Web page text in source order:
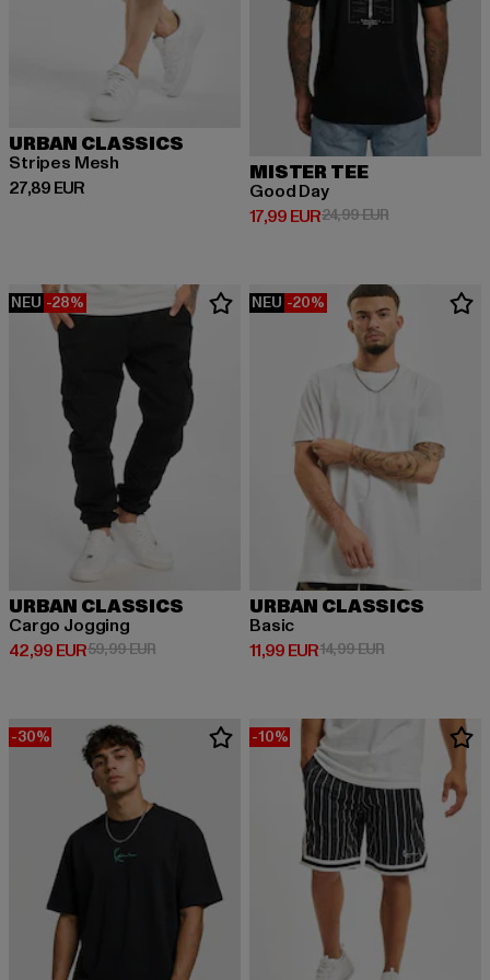
URBAN CLASSICS
Stripes Mesh
27,89 EUR
Derzeitiger Preis: 27,89 EUR
MISTER TEE
Good Day
17,99 EUR
Derzeitiger Preis: 17,99 EUR
24,99 EURAktionspreis:
NEU -28%
URBAN CLASSICS
Cargo Jogging
42,99 EUR
Derzeitiger Preis: 42,99 EUR
59,99 EURAktionspreis: 59,99 EUR
NEU -20%
URBAN CLASSICS
Basic
11,99 EUR
Derzeitiger Preis: 11,99 EUR
14,99 EURAktionspreis:
-30% -10%